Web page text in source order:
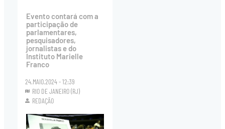
Evento contará com a
participação de
parlamentares,
pesquisadores,
jornalistas e do
Instituto Marielle
Franco
24.MAIO.2024 - 12:39
RIO DE JANEIRO (RJ)
REDAÇÃO